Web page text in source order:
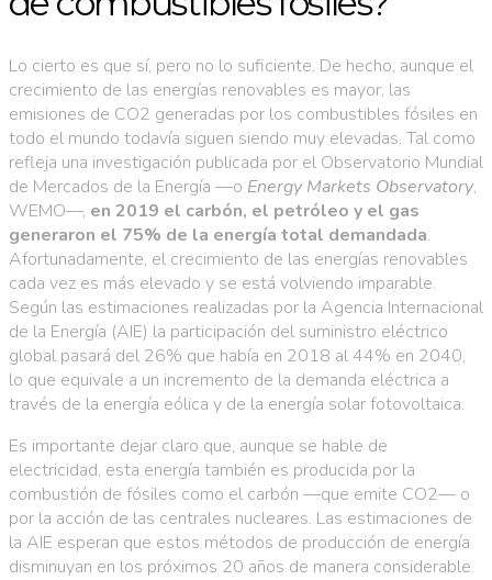
Lo cierto es que sí, pero no lo suficiente. De hecho, aunque el
crecimiento de las energías renovables es mayor, las
emisiones de CO2 generadas por los combustibles fósiles en
todo el mundo todavía siguen siendo muy elevadas. Tal como
refleja una investigación publicada por el Observatorio Mundial
de Mercados de la Energía —o Energy Markets Observatory,
WEMO—, en 2019 el carbón, el petróleo y el gas
generaron el 75% de la energía total demandada.
Afortunadamente, el crecimiento de las energías renovables
cada vez es más elevado y se está volviendo imparable.
Según las estimaciones realizadas por la Agencia Internacional
de la Energía (AIE) la participación del suministro eléctrico
global pasará del 26% que había en 2018 al 44% en 2040,
lo que equivale a un incremento de la demanda eléctrica a
través de la energía eólica y de la energía solar fotovoltaica.
Es importante dejar claro que, aunque se hable de
electricidad, esta energía también es producida por la
combustión de fósiles como el carbón —que emite CO2— o
por la acción de las centrales nucleares. Las estimaciones de
la AIE esperan que estos métodos de producción de energía
disminuyan en los próximos 20 años de manera considerable.